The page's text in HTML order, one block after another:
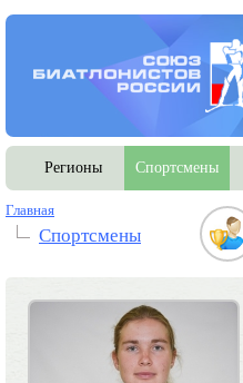
Регионы Спортсмены
Главная
Спортсмены